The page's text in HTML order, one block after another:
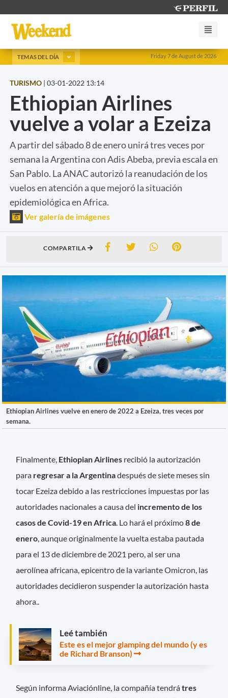
Friday 7 de August de 2026
TEMAS DEL DÍA
TURISMO | 03-01-2022 13:14
Ethiopian Airlines
vuelve a volar a Ezeiza
A partir del sábado 8 de enero unirá tres veces por
semana la Argentina con Adis Abeba, previa escala en
San Pablo. La ANAC autorizó la reanudación de los
vuelos en atención a que mejoró la situación
epidemiológica en Africa.
Ver galería de imágenes
COMPARTILA
Ethiopian Airlines vuelve en enero de 2022 a Ezeiza, tres veces por
semana.
Finalmente, Ethiopian Airlines recibió la autorización
para regresar a la Argentinadespués de siete meses sin
tocar Ezeiza debido a las restricciones impuestas por las
autoridades nacionales a causa del incremento de los
casos de Covid-19 en Africa . Lo hará el próximo8 de
enero , aunque originalmente la vuelta estaba pautada
para el 13 de diciembre de 2021 pero, al ser una
aerolínea africana, epicentro de la variante Omicron, las
autoridades decidieron suspender la autorización hasta
ahora..
Leé también
Este es el mejor glamping del mundo (y es
de Richard Branson)
Según informa Aviaciónline, la compañía tendrátres